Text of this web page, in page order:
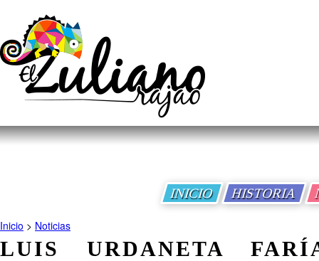
INICIO HISTORIA
Inicio > Noticias
LUIS URDANETA